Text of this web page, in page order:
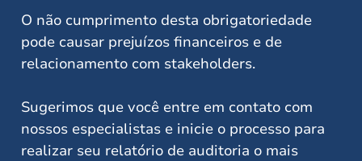
O não cumprimento desta obrigatoriedade
pode causar prejuízos financeiros e de
relacionamento com stakeholders.
Sugerimos que você entre em contato com
nossos especialistas e inicie o processo para
realizar seu relatório de auditoria o mais